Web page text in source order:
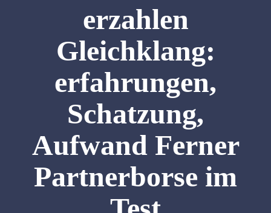
erzahlen
Gleichklang:
erfahrungen,
Schatzung,
Aufwand Ferner
Partnerborse im